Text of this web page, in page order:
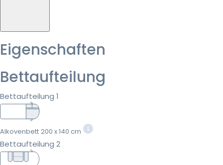
Eigenschaften
Bettaufteilung
Bettaufteilung 1
Alkovenbett 200 x 140 cm
Bettaufteilung 2